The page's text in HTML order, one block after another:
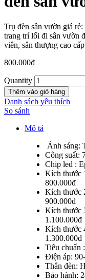
Trụ đèn sân vườn giá
trang trí lối đi sân vườn
viên, sân thượng cao
800.000₫
Quantity
Thêm vào giỏ hàng
Danh sách yêu thích
So sánh
Mô tả
Ánh sáng:
Công suất:
Chip led :
Kích thước
800.000đ
Kích thước
900.000đ
Kích thước
1.100.000đ
Kích thước
1.300.000đ
Tiêu chuẩn
Điện áp:
Thân đèn:
Bảo hành: